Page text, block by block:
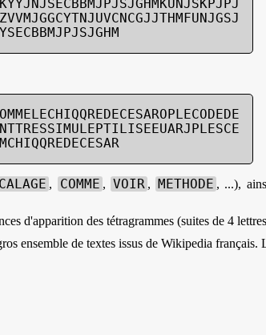
, COMME , VOIR , METHODE , ...),
d'apparition des tétragrammes (suites de 4
ensemble de textes issus de Wikipedia